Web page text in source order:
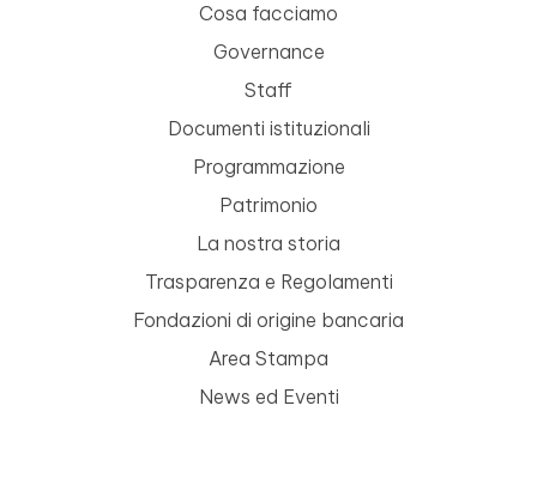
Cosa facciamo
Governance
Staff
Documenti istituzionali
Programmazione
Patrimonio
La nostra storia
Trasparenza e Regolamenti
Fondazioni di origine bancaria
Area Stampa
News ed Eventi